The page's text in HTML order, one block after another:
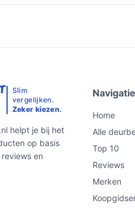
Slim
vergelijken.
Zeker kiezen.
helpt je bij het
op basis
en
Navigatie
Home
Alle
Top 10
Reviews
Merken